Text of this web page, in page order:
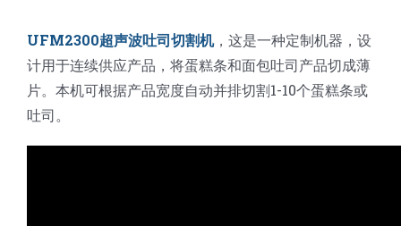
UFM2300超声波吐司切割机，这是一种定制机器，设
计用于连续供应产品，将蛋糕条和面包吐司产品切成薄
片。本机可根据产品宽度自动并排切割1-10个蛋糕条或
吐司。